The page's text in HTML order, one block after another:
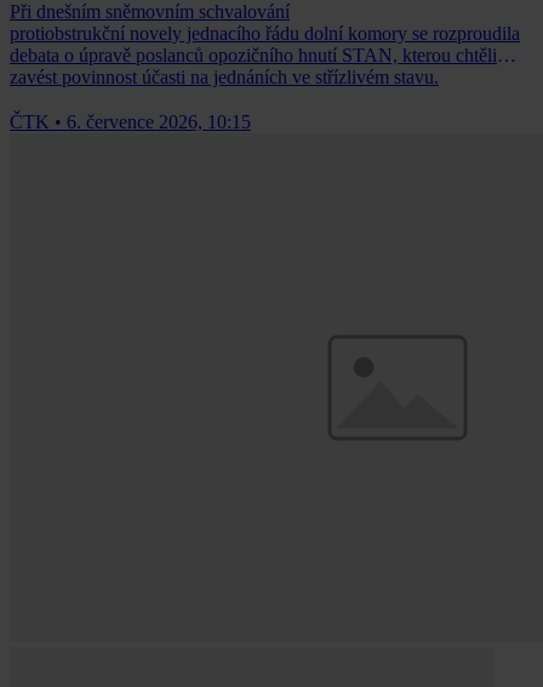
Při dnešním sněmovním schvalování
protiobstrukční novely jednacího řádu dolní komory se rozproudila
debata o úpravě poslanců opozičního hnutí STAN, kterou chtěli
zavést povinnost účasti na jednáních ve střízlivém stavu.
ČTK • 6. července 2026, 10:15